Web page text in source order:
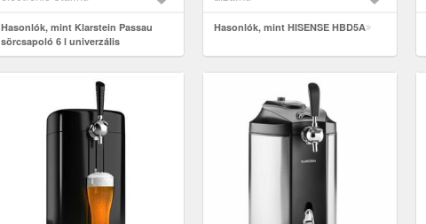
Hasonlók, mint Klarstein Passau
sörcsapoló 6 l univerzális
hordókhoz, légnyomásos szivattyú,
3 - 12 °C, 65 W
Hasonlók, mint HISENSE HBD5A